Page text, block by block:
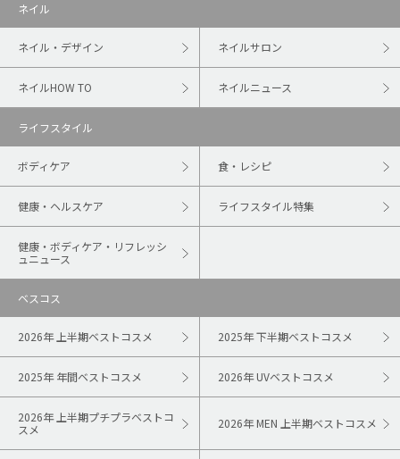
ネイル
ネイル・デザイン ネイルサロン
ネイルHOW TO ネイルニュース
ライフスタイル
ボディケア 食・レシピ
健康・ヘルスケア ライフスタイル特集
健康・ボディケア・リフレッシ
ュニュース
ベスコス
2026年 上半期ベストコスメ 2025年 下半期ベストコスメ
2025年 年間ベストコスメ 2026年 UVベストコスメ
2026年 上半期プチプラベストコ
スメ
2026年 MEN 上半期ベストコスメ